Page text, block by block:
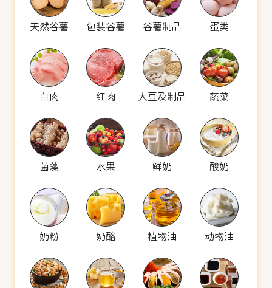
天然谷薯 包装谷薯 谷薯制品 蛋类
白肉 红肉 大豆及制品 蔬菜
菌藻 水果 鲜奶 酸奶
奶粉 奶酪 植物油 动物油